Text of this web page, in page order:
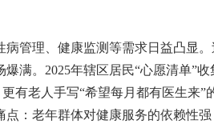
管理、健康监测等需求日益凸显
满。2025年辖区居民“心愿清单”收
有老人手写“希望每月都有医生来”
：老年群体对健康服务的依赖性